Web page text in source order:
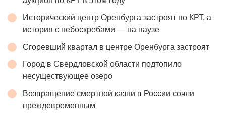
Исторический центр Оренбурга застроят по КРТ, а
история с небоскребами — на паузе
Сгоревший квартал в центре Оренбурга застроят
Город в Свердловской области подтопило
несуществующее озеро
Возвращение смертной казни в России сочли
преждевременным